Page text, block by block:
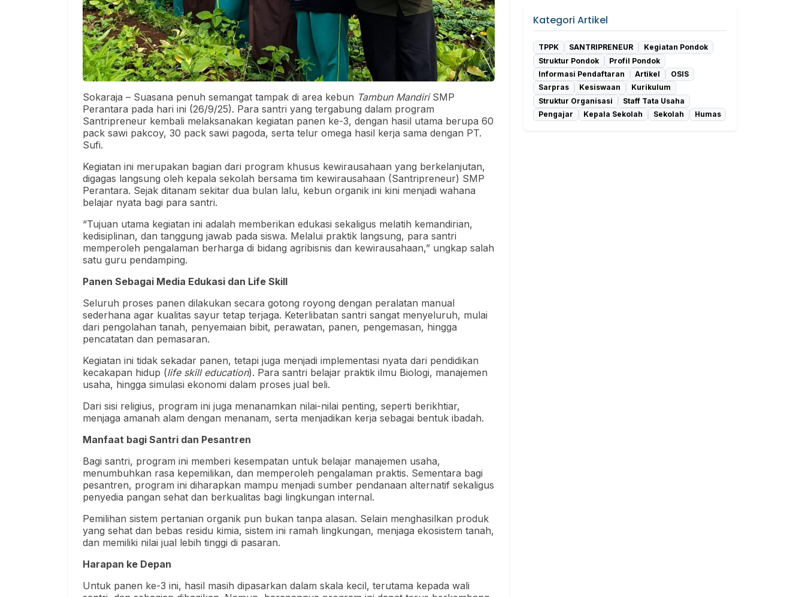
Sokaraja – Suasana penuh semangat tampak di area kebun Tambun MandiriSMP
Perantara pada hari ini (26/9/25). Para santri yang tergabung dalam program
Santripreneur kembali melaksanakan kegiatan panen ke-3, dengan hasil utama berupa 60
pack sawi pakcoy, 30 pack sawi pagoda, serta telur omega hasil kerja sama dengan PT.
Sufi.
Kegiatan ini merupakan bagian dari program khusus kewirausahaan yang berkelanjutan,
digagas langsung oleh kepala sekolah bersama tim kewirausahaan (Santripreneur) SMP
Perantara. Sejak ditanam sekitar dua bulan lalu, kebun organik ini kini menjadi wahana
belajar nyata bagi para santri.
“Tujuan utama kegiatan ini adalah memberikan edukasi sekaligus melatih kemandirian,
kedisiplinan, dan tanggung jawab pada siswa. Melalui praktik langsung, para santri
memperoleh pengalaman berharga di bidang agribisnis dan kewirausahaan,” ungkap salah
satu guru pendamping.
Panen Sebagai Media Edukasi dan Life Skill
Seluruh proses panen dilakukan secara gotong royong dengan peralatan manual
sederhana agar kualitas sayur tetap terjaga. Keterlibatan santri sangat menyeluruh, mulai
dari pengolahan tanah, penyemaian bibit, perawatan, panen, pengemasan, hingga
pencatatan dan pemasaran.
Kegiatan ini tidak sekadar panen, tetapi juga menjadi implementasi nyata dari pendidikan
kecakapan hidup (life skill education). Para santri belajar praktik ilmu Biologi, manajemen
usaha, hingga simulasi ekonomi dalam proses jual beli.
Dari sisi religius, program ini juga menanamkan nilai-nilai penting, seperti berikhtiar,
menjaga amanah alam dengan menanam, serta menjadikan kerja sebagai bentuk ibadah.
Manfaat bagi Santri dan Pesantren
Bagi santri, program ini memberi kesempatan untuk belajar manajemen usaha,
menumbuhkan rasa kepemilikan, dan memperoleh pengalaman praktis. Sementara bagi
pesantren, program ini diharapkan mampu menjadi sumber pendanaan alternatif sekaligus
penyedia pangan sehat dan berkualitas bagi lingkungan internal.
Pemilihan sistem pertanian organik pun bukan tanpa alasan. Selain menghasilkan produk
yang sehat dan bebas residu kimia, sistem ini ramah lingkungan, menjaga ekosistem tanah,
dan memiliki nilai jual lebih tinggi di pasaran.
Harapan ke Depan
Untuk panen ke-3 ini, hasil masih dipasarkan dalam skala kecil, terutama kepada wali
Kategori Artikel
TPPK SANTRIPRENEUR
Kegiatan Pondok
Struktur Pondok
Profil Pondok
Informasi Pendaftaran
Artikel
OSIS
Sarpras
Kesiswaan
Kurikulum
Struktur Organisasi
Staff Tata Usaha
Pengajar
Kepala Sekolah Sekolah Humas